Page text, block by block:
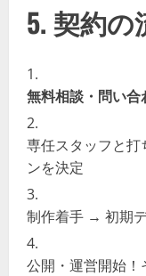
5. 契約の
無料相談・問い合
専任スタッフと打
ンを決定
制作着手 → 初期
公開・運営開始